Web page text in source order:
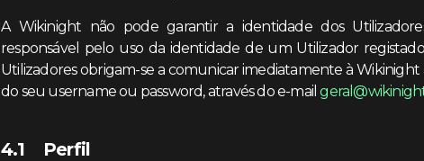
A Wikinight não pode garantir a identidade dos
responsável pelo uso da identidade de um Utilizador
Utilizadores obrigam-se a comunicar imediatamente à
do seu username ou password, através do e-mail
Perfil